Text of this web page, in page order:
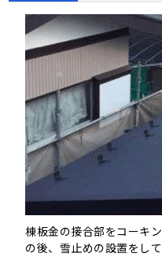
棟板金の接合部をコーキ
の後、雪止めの設置をして